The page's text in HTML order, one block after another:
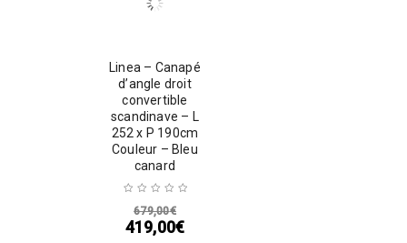
Linea – Canapé
d’angle droit
convertible
scandinave – L
252 x P 190cm
Couleur – Bleu
canard
679,00€
419,00€